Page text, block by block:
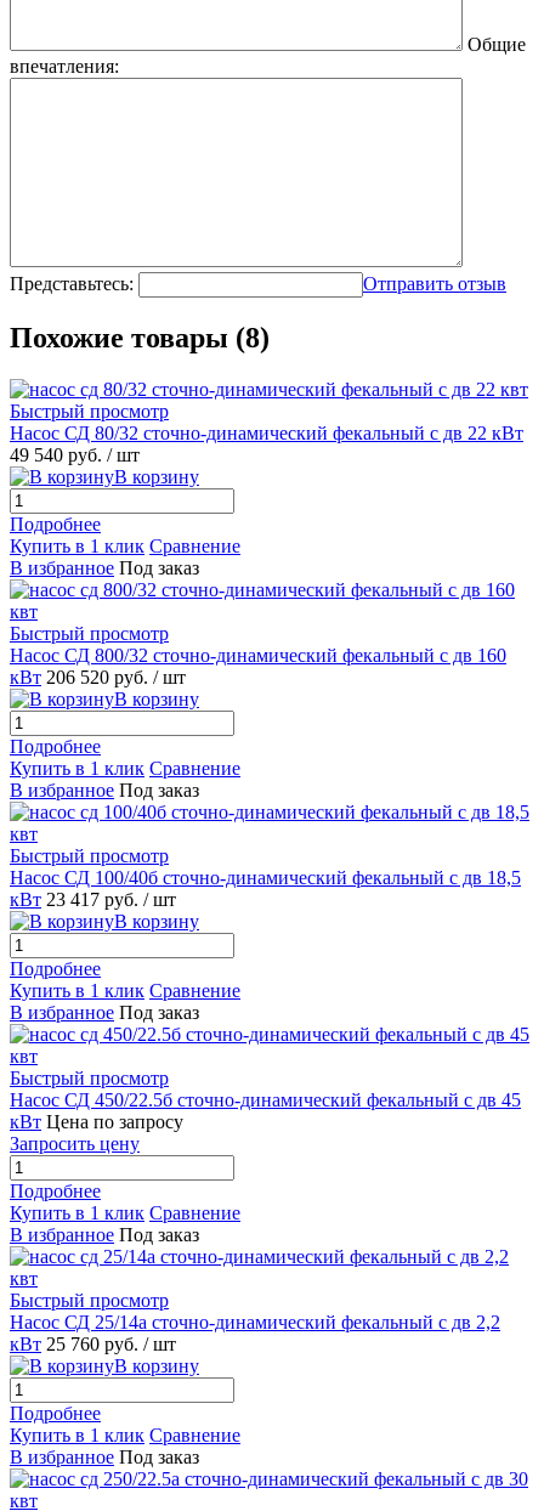
Общие
впечатления:
Представьтесь: Отправить отзыв
Похожие товары (8)
Быстрый просмотр
Насос СД 80/32 сточно-динамический фекальный с дв 22 кВт
49 540 руб. / шт
В корзину
Подробнее
Купить в 1 клик Сравнение
В избранное Под заказ
Быстрый просмотр
Насос СД 800/32 сточно-динамический фекальный с дв 160
кВт 206 520 руб. / шт
В корзину
Подробнее
Купить в 1 клик Сравнение
В избранное Под заказ
Быстрый просмотр
Насос СД 100/40б сточно-динамический фекальный с дв 18,5
кВт 23 417 руб. / шт
В корзину
Подробнее
Купить в 1 клик Сравнение
В избранное Под заказ
Быстрый просмотр
Насос СД 450/22.5б сточно-динамический фекальный с дв 45
кВт Цена по запросу
Запросить цену
Подробнее
Купить в 1 клик Сравнение
В избранное Под заказ
Быстрый просмотр
Насос СД 25/14а сточно-динамический фекальный с дв 2,2
кВт 25 760 руб. / шт
В корзину
Подробнее
Купить в 1 клик Сравнение
В избранное Под заказ